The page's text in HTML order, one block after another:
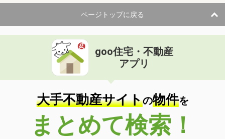
ページトップに戻る
goo住宅・不動産
アプリ
大手不動産サイトの物件を
まとめて検索！